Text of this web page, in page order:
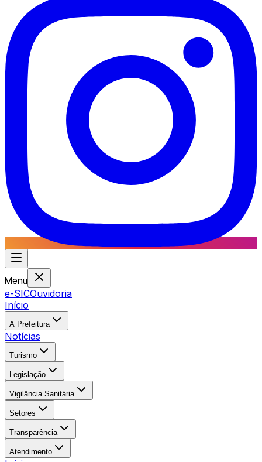
Menu
e-SICOuvidoria
Início
A Prefeitura
Notícias
Turismo
Legislação
Vigilância Sanitária
Setores
Transparência
Atendimento